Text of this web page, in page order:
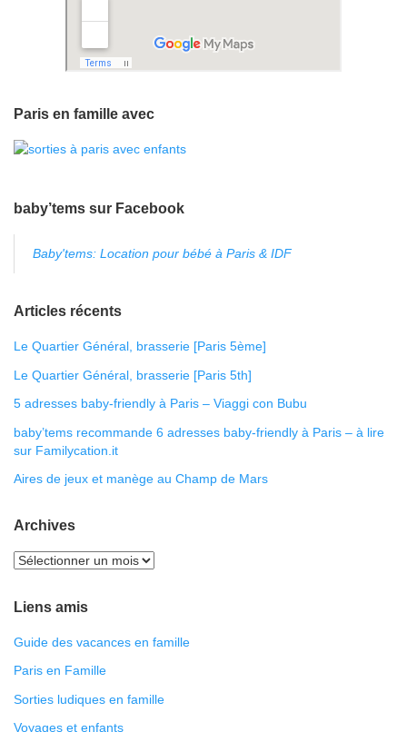
Paris en famille avec
baby’tems sur Facebook
Baby'tems: Location pour bébé à Paris & IDF
Articles récents
Le Quartier Général, brasserie [Paris 5ème]
Le Quartier Général, brasserie [Paris 5th]
5 adresses baby-friendly à Paris – Viaggi con Bubu
baby’tems recommande 6 adresses baby-friendly à Paris – à lire
sur Familycation.it
Aires de jeux et manège au Champ de Mars
Archives
Liens amis
Guide des vacances en famille
Paris en Famille
Sorties ludiques en famille
Voyages et enfants